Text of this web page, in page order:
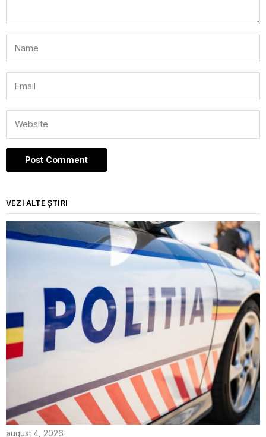
VEZI ALTE ȘTIRI
august 4, 2026